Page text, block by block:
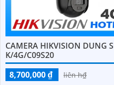
CAMERA HIKVISION DUNG
K/4G/C09S20
8,700,000 ₫
liên h₫